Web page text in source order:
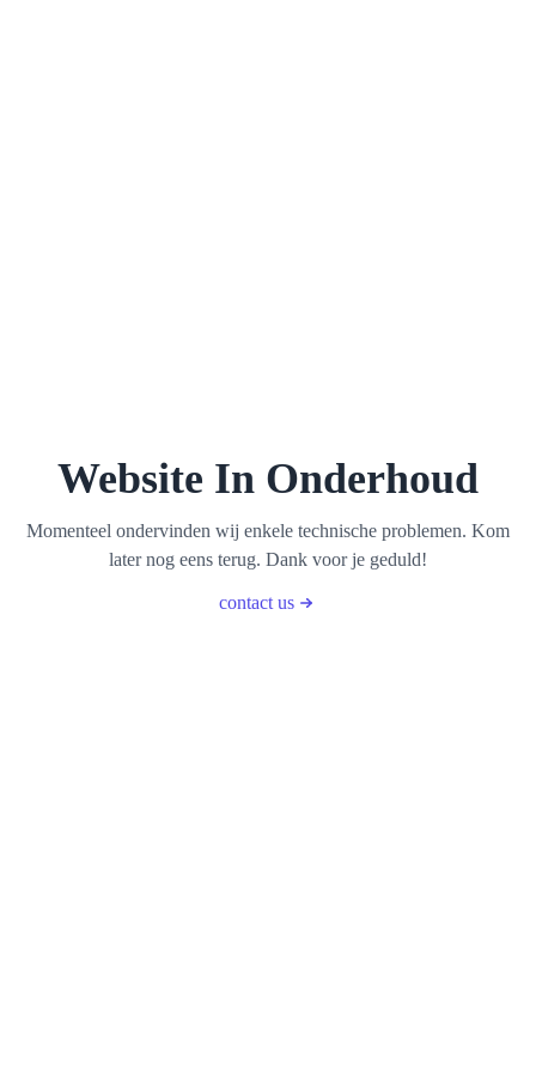
Website In Onderhoud
Momenteel ondervinden wij enkele technische problemen. Kom
later nog eens terug. Dank voor je geduld!
contact us